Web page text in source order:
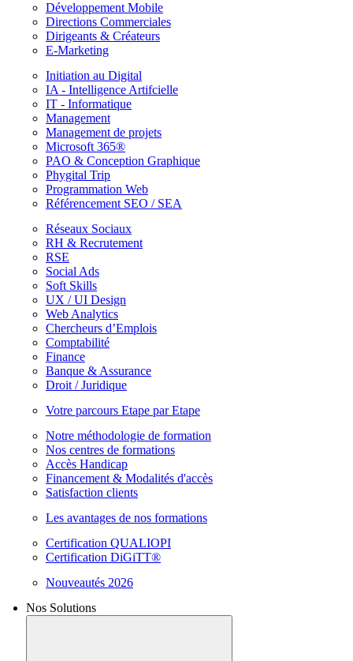
Développement Mobile
Directions Commerciales
Dirigeants & Créateurs
E-Marketing
Initiation au Digital
IA - Intelligence Artifcielle
IT - Informatique
Management
Management de projets
Microsoft 365®
PAO & Conception Graphique
Phygital Trip
Programmation Web
Référencement SEO / SEA
Réseaux Sociaux
RH & Recrutement
RSE
Social Ads
Soft Skills
UX / UI Design
Web Analytics
Chercheurs d’Emplois
Comptabilité
Finance
Banque & Assurance
Droit / Juridique
Votre parcours Etape par Etape
Notre méthodologie de formation
Nos centres de formations
Accès Handicap
Financement & Modalités d'accès
Satisfaction clients
Les avantages de nos formations
Certification QUALIOPI
Certification DiGiTT®
Nouveautés 2026
Nos Solutions